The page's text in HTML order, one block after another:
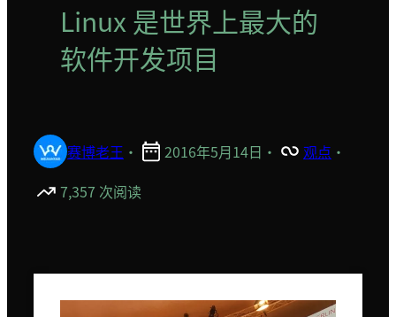
Linux 是世界上最大的
软件开发项目
赛博老王 · 2016年5月14日 · 观点 ·
7,357 次阅读